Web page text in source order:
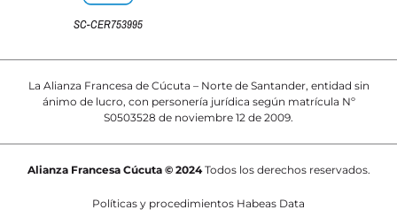
SC-CER753995
La Alianza Francesa de Cúcuta – Norte de Santander, entidad sin
ánimo de lucro, con personería jurídica según matrícula Nº
S0503528 de noviembre 12 de 2009.
Alianza Francesa Cúcuta © 2024Todos los derechos reservados.
Políticas y procedimientos Habeas Data